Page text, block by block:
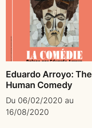
Eduardo Arroyo: The
Human Comedy
Du 06/02/2020 au
16/08/2020